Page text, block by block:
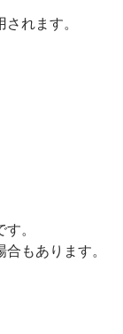
れます。
。
もあります。